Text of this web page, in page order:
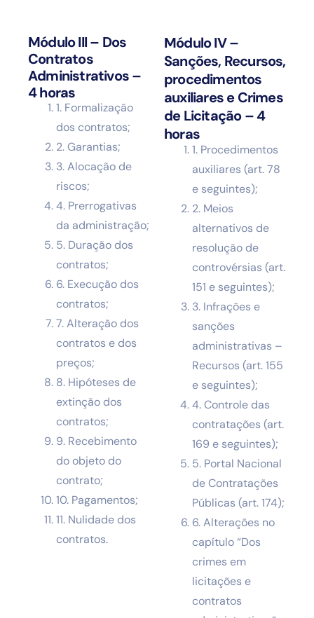
Módulo III – Dos
Contratos
Administrativos –
4 horas
1. Formalização
dos contratos;
2. Garantias;
3. Alocação de
riscos;
4. Prerrogativas
da administração;
5. Duração dos
contratos;
6. Execução dos
contratos;
7. Alteração dos
contratos e dos
preços;
8. Hipóteses de
extinção dos
contratos;
9. Recebimento
do objeto do
contrato;
10. Pagamentos;
11. Nulidade dos
contratos.
Módulo IV –
Sanções, Recursos,
procedimentos
auxiliares e Crimes
de Licitação – 4
horas
1. Procedimentos
auxiliares (art. 78
e seguintes);
2. Meios
alternativos de
resolução de
controvérsias (art.
151 e seguintes);
3. Infrações e
sanções
administrativas –
Recursos (art. 155
e seguintes);
4. Controle das
contratações (art.
169 e seguintes);
5. Portal Nacional
de Contratações
Públicas (art. 174);
6. Alterações no
capítulo “Dos
crimes em
licitações e
contratos